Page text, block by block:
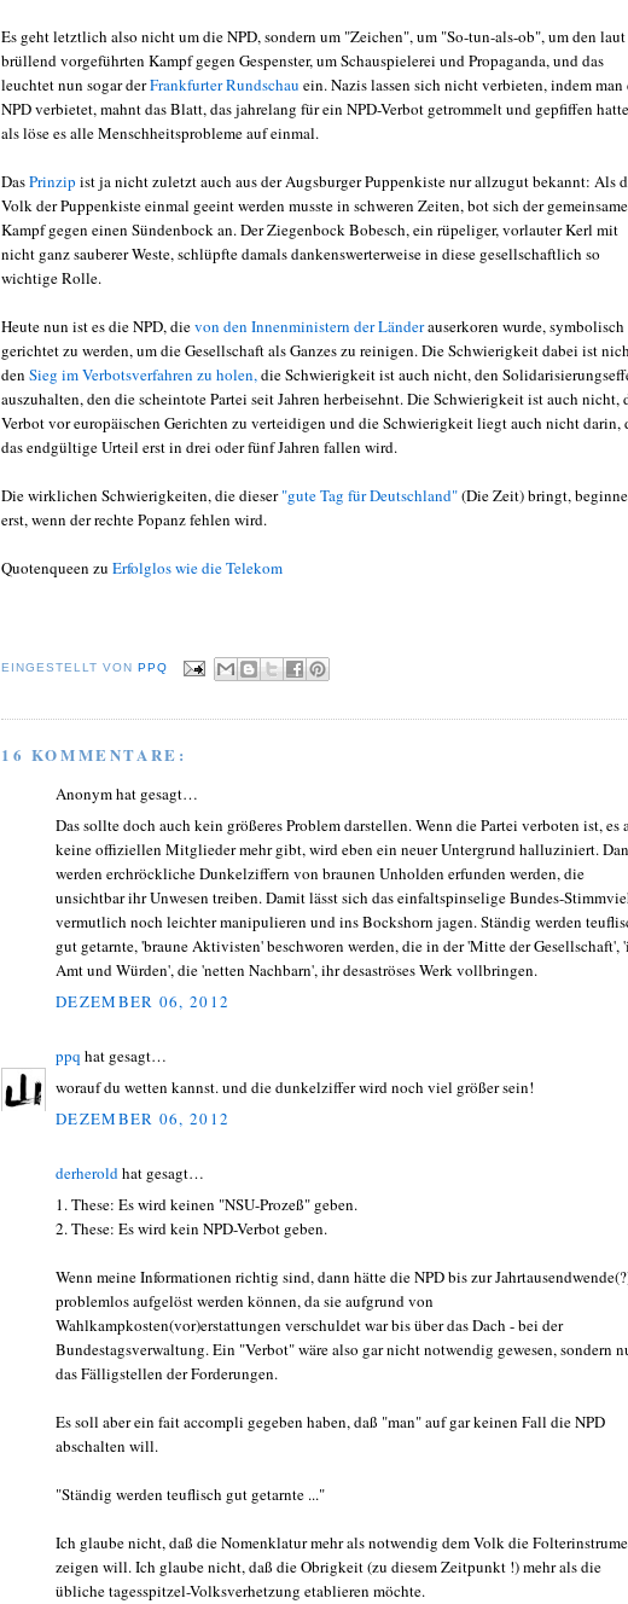
Es geht letztlich also nicht um die NPD, sondern um "Zeichen", um "So-tun-als-ob", um den laut
brüllend vorgeführten Kampf gegen Gespenster, um Schauspielerei und Propaganda, und das
leuchtet nun sogar derFrankfurter Rundschau ein. Nazis lassen sich nicht verbieten, indem man
NPD verbietet, mahnt das Blatt, das jahrelang für ein NPD-Verbot getrommelt und gepfiffen
als löse es alle Menschheitsprobleme auf einmal.
DasPrinzip ist ja nicht zuletzt auch aus der Augsburger Puppenkiste nur allzugut bekannt: Als
Volk der Puppenkiste einmal geeint werden musste in schweren Zeiten, bot sich der gemeinsame
Kampf gegen einen Sündenbock an. Der Ziegenbock Bobesch, ein rüpeliger, vorlauter Kerl mit
nicht ganz sauberer Weste, schlüpfte damals dankenswerterweise in diese gesellschaftlich so
wichtige Rolle.
Heute nun ist es die NPD, dievon den Innenministern der Länderauserkoren wurde, symbolisch
gerichtet zu werden, um die Gesellschaft als Ganzes zu reinigen. Die Schwierigkeit dabei ist
den Sieg im Verbotsverfahren zu holen, die Schwierigkeit ist auch nicht, den
auszuhalten, den die scheintote Partei seit Jahren herbeisehnt. Die Schwierigkeit ist auch nicht,
Verbot vor europäischen Gerichten zu verteidigen und die Schwierigkeit liegt auch nicht darin,
das endgültige Urteil erst in drei oder fünf Jahren fallen wird.
Die wirklichen Schwierigkeiten, die dieser"gute Tag für Deutschland"(Die Zeit) bringt,
erst, wenn der rechte Popanz fehlen wird.
Quotenqueen zu Erfolglos wie die Telekom
EINGESTELLT VON PPQ
16 KOMMENTARE:
Anonym hat gesagt…
Das sollte doch auch kein größeres Problem darstellen. Wenn die Partei verboten ist, es
keine offiziellen Mitglieder mehr gibt, wird eben ein neuer Untergrund halluziniert.
werden erchröckliche Dunkelziffern von braunen Unholden erfunden werden, die
unsichtbar ihr Unwesen treiben. Damit lässt sich das einfaltspinselige Bundes-
vermutlich noch leichter manipulieren und ins Bockshorn jagen. Ständig werden
gut getarnte, 'braune Aktivisten' beschworen werden, die in der 'Mitte der Gesellschaft',
Amt und Würden', die 'netten Nachbarn', ihr desaströses Werk vollbringen.
DEZEMBER 06, 2012
ppq hat gesagt…
worauf du wetten kannst. und die dunkelziffer wird noch viel größer sein!
DEZEMBER 06, 2012
derheroldhat gesagt…
1. These: Es wird keinen "NSU-Prozeß" geben.
2. These: Es wird kein NPD-Verbot geben.
Wenn meine Informationen richtig sind, dann hätte die NPD bis zur
problemlos aufgelöst werden können, da sie aufgrund von
Wahlkampkosten(vor)erstattungen verschuldet war bis über das Dach - bei der
Bundestagsverwaltung. Ein "Verbot" wäre also gar nicht notwendig gewesen, sondern
das Fälligstellen der Forderungen.
Es soll aber ein fait accompli gegeben haben, daß "man" auf gar keinen Fall die NPD
abschalten will.
"Ständig werden teuflisch gut getarnte ..."
Ich glaube nicht, daß die Nomenklatur mehr als notwendig dem Volk die
zeigen will. Ich glaube nicht, daß die Obrigkeit (zu diesem Zeitpunkt !) mehr als die
übliche tagesspitzel-Volksverhetzung etablieren möchte.